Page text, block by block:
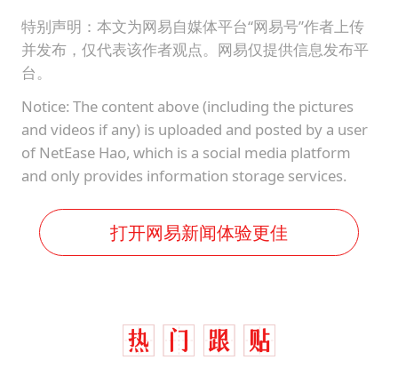
特别声明：本文为网易自媒体平台“网易号”作者上传
并发布，仅代表该作者观点。网易仅提供信息发布平
台。
Notice: The content above (including the pictures
and videos if any) is uploaded and posted by a user
of NetEase Hao, which is a social media platform
and only provides information storage services.
打开网易新闻体验更佳